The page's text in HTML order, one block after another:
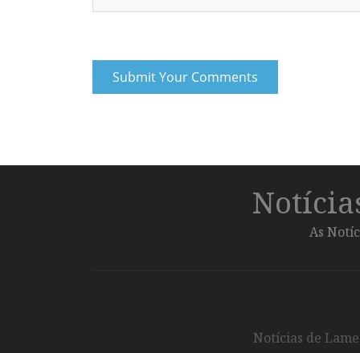
As
Notícias de